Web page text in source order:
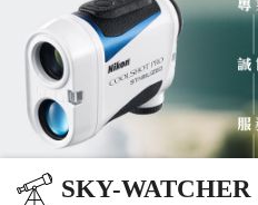
SKY-WATCHER